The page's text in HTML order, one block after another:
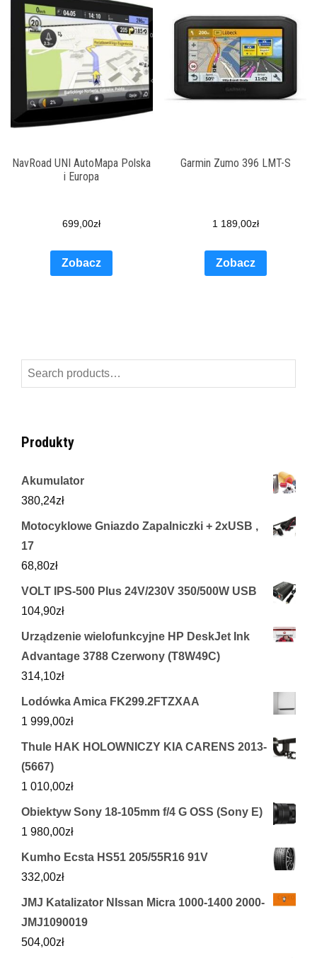
NavRoad UNI AutoMapa Polska
i Europa
699,00zł
Zobacz
Garmin Zumo 396 LMT-S
1 189,00zł
Zobacz
Search
for:
Produkty
Akumulator
380,24zł
Motocyklowe Gniazdo Zapalniczki + 2xUSB ,
17
68,80zł
VOLT IPS-500 Plus 24V/230V 350/500W USB
104,90zł
Urządzenie wielofunkcyjne HP DeskJet Ink
Advantage 3788 Czerwony (T8W49C)
314,10zł
Lodówka Amica FK299.2FTZXAA
1 999,00zł
Thule HAK HOLOWNICZY KIA CARENS 2013-
(5667)
1 010,00zł
Obiektyw Sony 18-105mm f/4 G OSS (Sony E)
1 980,00zł
Kumho Ecsta HS51 205/55R16 91V
332,00zł
JMJ Katalizator NIssan Micra 1000-1400 2000-
JMJ1090019
504,00zł